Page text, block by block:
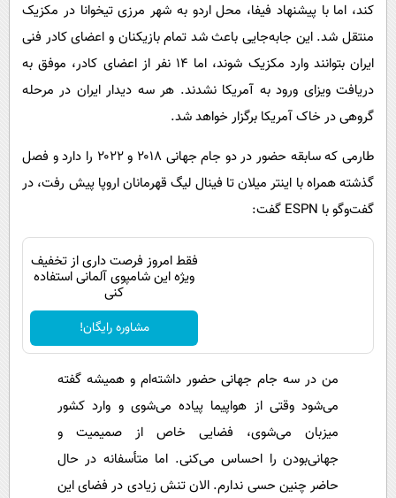
کند، اما با پیشنهاد فیفا، محل اردو به شهر مرزی تیخوانا در مکزیک
منتقل شد. این جابه‌جایی باعث شد تمام بازیکنان و اعضای کادر فنی
ایران بتوانند وارد مکزیک شوند، اما ۱۴ نفر از اعضای کادر، موفق به
دریافت ویزای ورود به آمریکا نشدند. هر سه دیدار ایران در مرحله
گروهی در خاک آمریکا برگزار خواهد شد.
طارمی که سابقه حضور در دو جام جهانی ۲۰۱۸ و ۲۰۲۲ را دارد و فصل
گذشته همراه با اینتر میلان تا فینال لیگ قهرمانان اروپا پیش رفت، در
گفت‌وگو با ESPN گفت:
فقط امروز فرصت داری از تخفیف
ویژه این شامپوی آلمانی استفاده
کنی
مشاوره رایگان!
من در سه جام جهانی حضور داشته‌ام و همیشه گفته
می‌شود وقتی از هواپیما پیاده می‌شوی و وارد کشور
میزبان می‌شوی، فضایی خاص از صمیمیت و
جهانی‌بودن را احساس می‌کنی. اما متأسفانه در حال
حاضر چنین حسی ندارم. الان تنش زیادی در فضای این